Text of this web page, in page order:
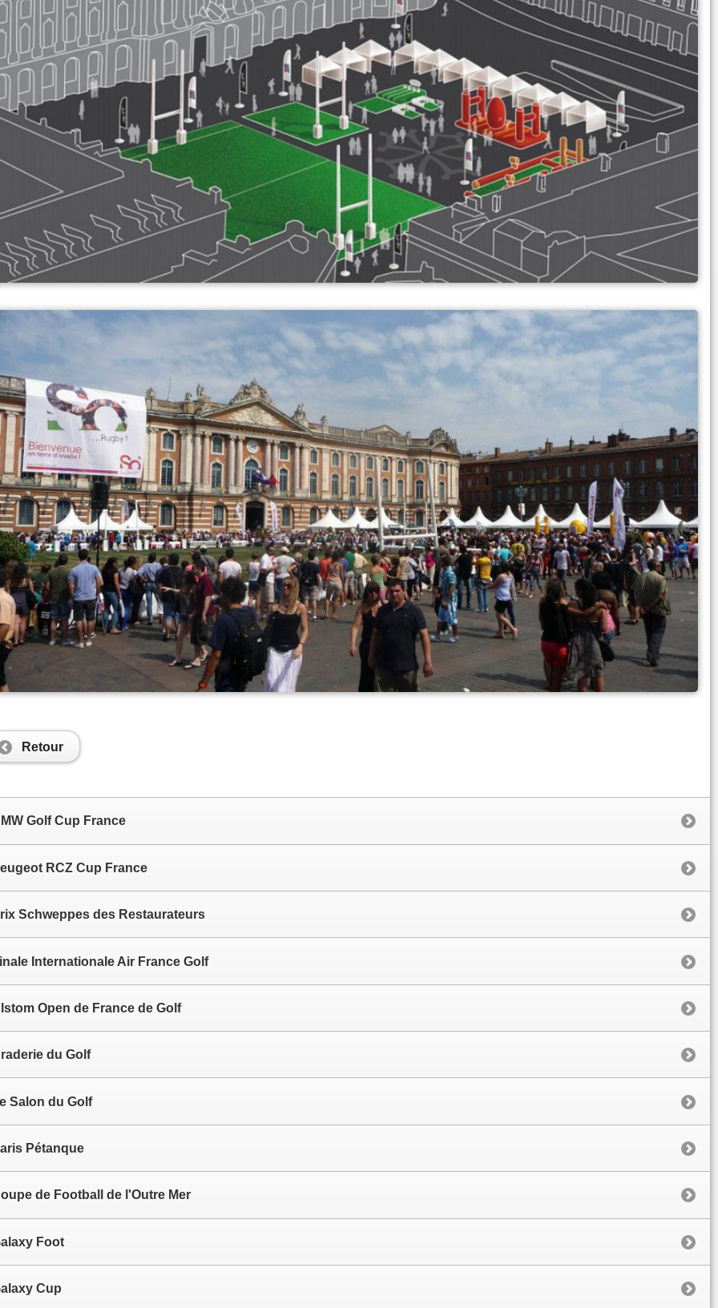
Retour
Golf Cup France
RCZ Cup France
Schweppes des Restaurateurs
Internationale Air France Golf
Open de France de Golf
du Golf
Salon du Golf
Pétanque
de Football de l'Outre Mer
Foot
Cup